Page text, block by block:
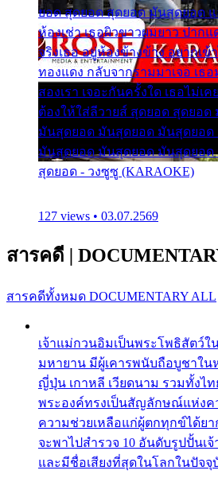
ยอด สุดยอด สุดยอด มันสุดยอด
ห้องเช่า เธอผิวขาวผมยาว ปาก
จริงเธอ อยู่ห้องข้างข้าง อยากเข้
ทองแดง กลับจากรามมาเจอ เธ
สองเรา เจอะกันครั้งใด เธอไม่เ
ต้องให้ใส่ลีวายส์ สุดยอด สุดยอ
มันสุดยอด มันสุดยอด มันสุดยอ
มันสุดยอด มันสุดยอด มันสุดยอ
สุดยอด - วงซูซู (KARAOKE)
127 views • 03.07.2569
สารคดี |
สารคดีทั้งหมด DOCUMENTARY ALL
เจ้าแม่กวนอิมเป็นพระโพธิสัตว์
มหายาน มีผู้เคารพนับถือบูชาใน
ญี่ปุ่น เกาหลี เวียดนาม รวมทั้งไ
พระองค์ทรงเป็นสัญลักษณ์แห่งค
ความช่วยเหลือแก่ผู้ตกทุกข์ได้ยา
จะพาไปสำรวจ 10 อันดับรูปปั้น
และมีชื่อเสียงที่สุดในโลกในปัจจุ